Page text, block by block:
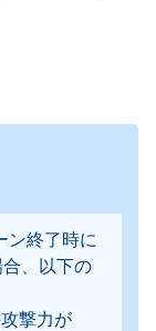
ン終了時に
、以下の
撃力が